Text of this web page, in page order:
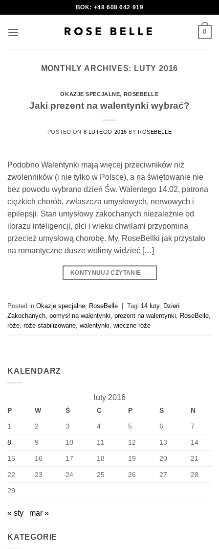
content
BOK: +48 608 642 919
0
MONTHLY ARCHIVES: LUTY 2016
OKAZJE SPECJALNE, ROSEBELLE
Jaki prezent na walentynki wybrać?
POSTED ON 8 LUTEGO 2016 BYROSEBELLE
Podobno Walentynki mają więcej przeciwników niż
zwolenników (i nie tylko w Polsce), a na świętowanie nie
bez powodu wybrano dzień Św. Walentego 14.02, patrona
ciężkich chorób, zwłaszcza umysłowych, nerwowych i
epilepsji. Stan umysłowy zakochanych niezależnie od
ilorazu inteligencji, płci i wieku chwilami przypomina
przecież umysłową chorobę. My, RoseBellki jak przystało
na romantyczne dusze wolimy widzieć […]
KONTYNUUJ CZYTANIE →
Posted in Okazje specjalne RoseBelle Tagi 14 luty, Dzień
Zakochanych pomysł na walentynki prezent na walentynki RoseBelle
róże róże stabilizowane walentynki wieczne róże
KALENDARZ
luty 2016
P W Ś C P S
N
1
2 3 4 5 6 7
8 9 10 11 12 13 14
15 16 17 18 19 20 21
22 23 24 25 26 27 28
29
« sty mar »
KATEGORIE